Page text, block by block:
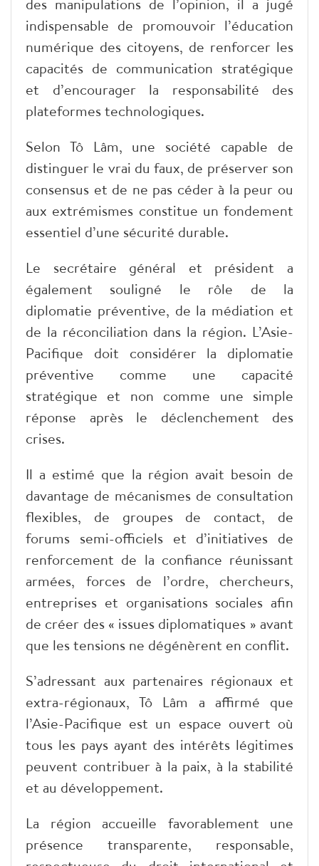
indispensable de promouvoir l’éducation
numérique des citoyens, de renforcer les
capacités de communication stratégique
et d’encourager la responsabilité des
plateformes technologiques.
Selon Tô Lâm, une société capable de
distinguer le vrai du faux, de préserver son
consensus et de ne pas céder à la peur ou
aux extrémismes constitue un fondement
essentiel d’une sécurité durable.
Le secrétaire général et président a
également souligné le rôle de la
diplomatie préventive, de la médiation et
de la réconciliation dans la région. L’Asie-
Pacifique doit considérer la diplomatie
préventive comme une capacité
stratégique et non comme une simple
réponse après le déclenchement des
crises.
Il a estimé que la région avait besoin de
davantage de mécanismes de consultation
flexibles, de groupes de contact, de
forums semi-officiels et d’initiatives de
renforcement de la confiance réunissant
armées, forces de l’ordre, chercheurs,
entreprises et organisations sociales afin
de créer des « issues diplomatiques » avant
que les tensions ne dégénèrent en conflit.
S’adressant aux partenaires régionaux et
extra-régionaux, Tô Lâm a affirmé que
l’Asie-Pacifique est un espace ouvert où
tous les pays ayant des intérêts légitimes
peuvent contribuer à la paix, à la stabilité
et au développement.
La région accueille favorablement une
présence transparente, responsable,